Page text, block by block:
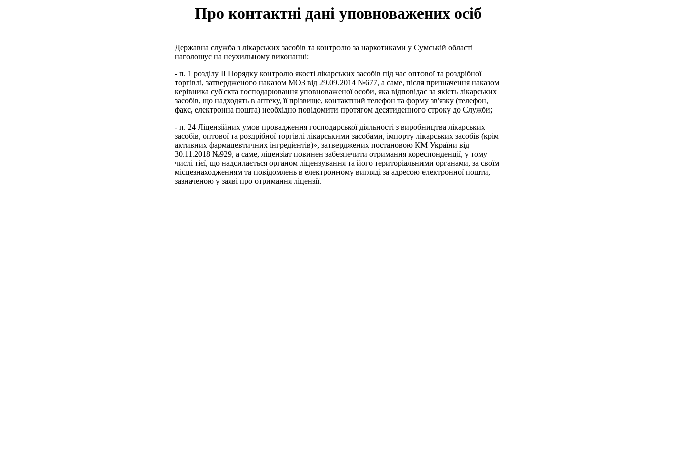
Про контактні дані уповноважених осіб
Державна служба з лікарських засобів та контролю за наркотиками у Сумській області
наголошує на неухильному виконанні:
- п. 1 розділу II Порядку контролю якості лікарських засобів під час оптової та роздрібної
торгівлі, затвердженого наказом МОЗ від 29.09.2014 №677, а саме, після призначення наказом
керівника суб'єкта господарювання уповноваженої особи, яка відповідає за якість лікарських
засобів, що надходять в аптеку, її прізвище, контактний телефон та форму зв'язку (телефон,
факс, електронна пошта) необхідно повідомити протягом десятиденного строку до Служби;
- п. 24 Ліцензійних умов провадження господарської діяльності з виробництва лікарських
засобів, оптової та роздрібної торгівлі лікарськими засобами, імпорту лікарських засобів (крім
активних фармацевтичних інгредієнтів)», затверджених постановою КМ України від
30.11.2018 №929, а саме, ліцензіат повинен забезпечити отримання кореспонденції, у тому
числі тієї, що надсилається органом ліцензування та його територіальними органами, за своїм
місцезнаходженням та повідомлень в електронному вигляді за адресою електронної пошти,
зазначеною у заяві про отримання ліцензії.